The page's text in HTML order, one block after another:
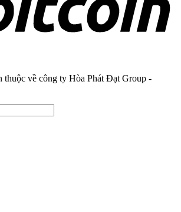
thuộc về công ty Hòa Phát Đạt Group -